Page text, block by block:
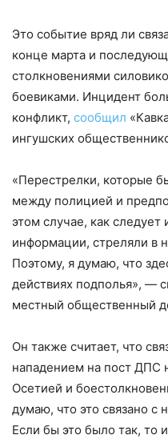
Это событие вряд ли
конце марта и
столкновениями
боевиками. Инцидент
конфликт, сообщил
ингушских
«Перестрелки, которые
между полицией и
этом случае, как
информации, стреляли в
Поэтому, я думаю, что
действиях подполья», —
местный общественный
Он также считает, что
нападением на пост ДПС
Осетией и
думаю, что это связано с
Если бы это было так, то